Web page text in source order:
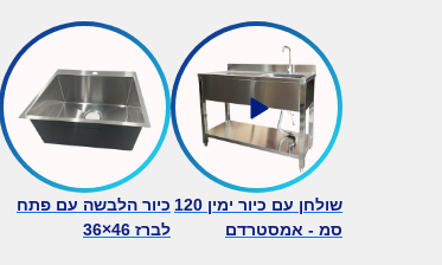
שולחן עם כיור ימין 120
סמ - אמסטרדם
כיור הלבשה עם פתח
לברז 46×36